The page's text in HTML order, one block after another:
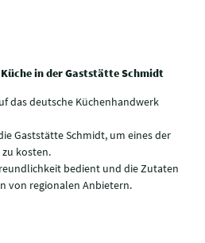
in der Gaststätte Schmidt
das deutsche Küchenhandwerk
Gaststätte Schmidt, um eines der
kosten.
bedient und die Zutaten
von regionalen Anbietern.